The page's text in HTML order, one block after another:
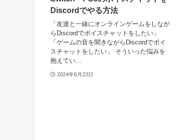
Discordでやる方法
「友達と一緒にオンラインゲームをしなが
らDiscordでボイスチャットをしたい」
「ゲームの音を聞きながらDiscordでボイ
スチャットをしたい」 そういった悩みを
抱えてい...
2024年6月23日